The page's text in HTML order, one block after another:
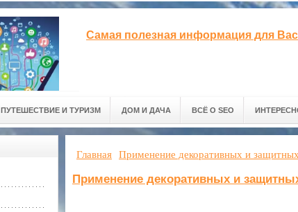
Самая полезная информация для Вас
ПУТЕШЕСТВИЕ И ТУРИЗМ ДОМ И ДАЧА ВСЁ О SEO
Главная Применение декоративных и
Применение декоративных и